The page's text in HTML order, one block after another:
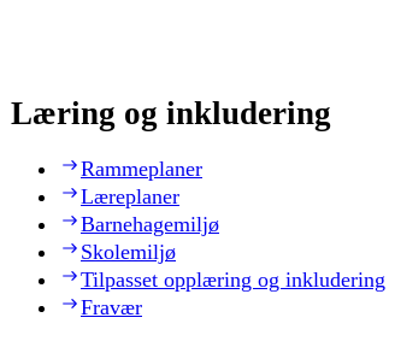
Læring og inkludering
Rammeplaner
Læreplaner
Barnehagemiljø
Skolemiljø
Tilpasset opplæring og inkludering
Fravær